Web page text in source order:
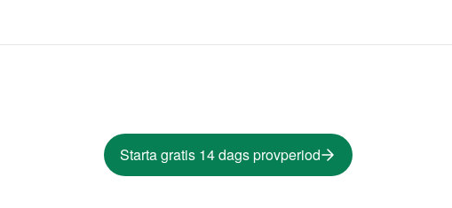
Starta gratis 14 dags provperiod